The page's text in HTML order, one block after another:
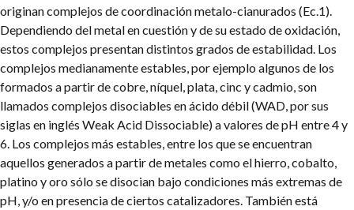
originan complejos de coordinación metalo-cianurados (Ec.1).
Dependiendo del metal en cuestión y de su estado de oxidación,
estos complejos presentan distintos grados de estabilidad. Los
complejos medianamente estables, por ejemplo algunos de los
formados a partir de cobre, níquel, plata, cinc y cadmio, son
llamados complejos disociables en ácido débil (WAD, por sus
siglas en inglés Weak Acid Dissociable) a valores de pH entre 4 y
6. Los complejos más estables, entre los que se encuentran
aquellos generados a partir de metales como el hierro, cobalto,
platino y oro sólo se disocian bajo condiciones más extremas de
pH, y/o en presencia de ciertos catalizadores. También está